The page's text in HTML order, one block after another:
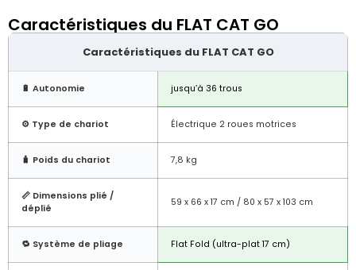
Caractéristiques du FLAT CAT GO
Caractéristiques du FLAT CAT GO
🔋 Autonomie jusqu’à 36 trous
⚙️ Type de chariot Électrique 2 roues motrices
🧳 Poids du chariot 7,8 kg
📏 Dimensions plié /
déplié
59 x 66 x 17 cm / 80 x 57 x 103 cm
🔁 Système de pliage Flat Fold (ultra-plat 17 cm)